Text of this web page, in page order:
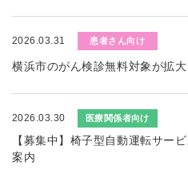
2026.03.31 患者さん向け
横浜市のがん検診無料対象が拡
2026.03.30 医療関係者向け
【募集中】椅子型自動運転サー
案内